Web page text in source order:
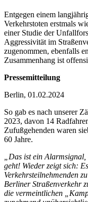
Entgegen einem
Verkehrstoten erstmals
einer Studie der
Aggressivität im
zugenommen, ebenfalls
Zusammenhang ist
Pressemitteilung
Berlin, 01.02.2024
So gab es nach unserer
2023, davon 14
Zufußgehenden waren
60 Jahre.
„Das ist ein
geht! Wieder zeigt sich:
Verkehrsteilnehmenden
Berliner Straßenverkehr
die vermeintlichen